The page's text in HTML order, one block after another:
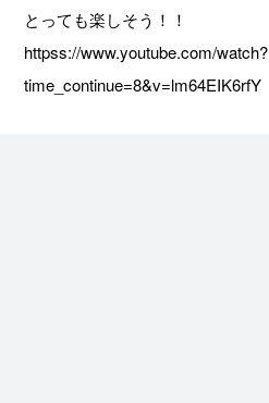
とっても楽しそう！！
httpss://www.youtube.com/watch?
time_continue=8&v=lm64EIK6rfY